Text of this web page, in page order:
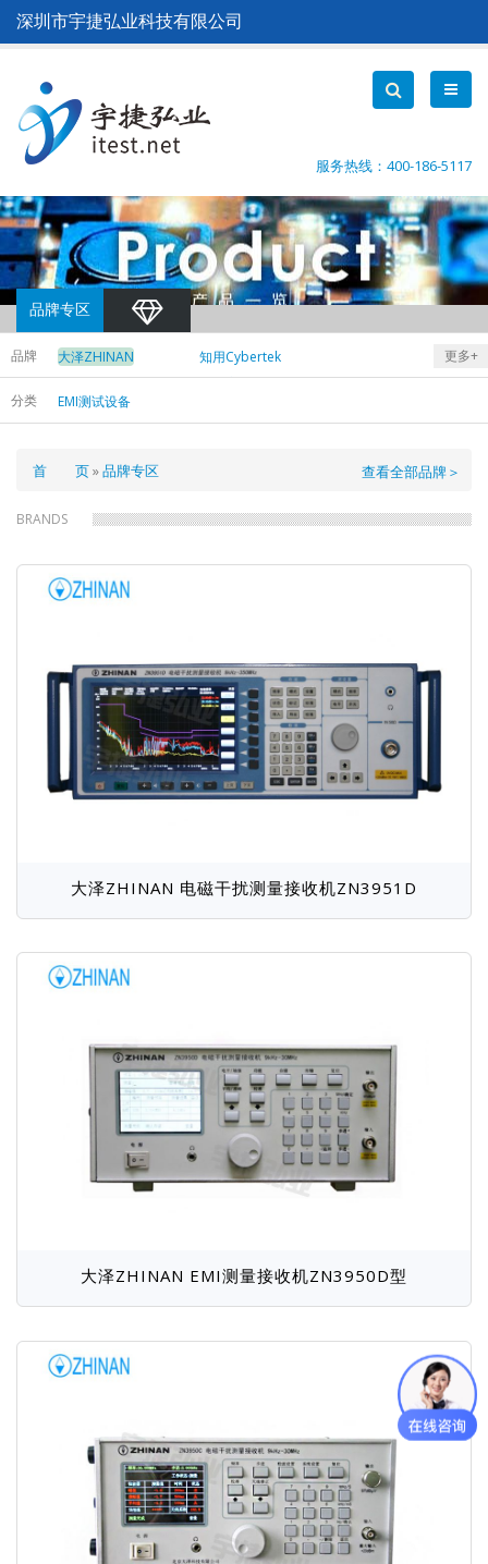
深圳市宇捷弘业科技有限公司
服务热线：400-186-5117
品牌专区
品牌 大泽ZHINAN
知用Cybertek
费思Faith
爱科赛博Action
德维创
中茂Chroma
是德Keysight
力科LeCroy
同星TOSUN
同惠Tonghui
宇泰YTQS
德图testo
海康HIKMICRO
英国PEM
牛顿N4L
莱姆LEM
菊水KIKUSUI
科威尔Kewell
航宇吉力
华仪eec
SCi
致远ZLG
普源Rigol
恩智NGI
图技GRAPHTEC
飞础科FOTRIC
罗德与施瓦茨R＆S
Venable
科环KHC
航裕Hpower
麦科信Micsig
银河电气
伏达Volnic
元析METASH
更多+
分类 EMI测试设备
查看全部品牌＞
面
包
屑
首 页 品牌专区
BRANDS
大泽ZHINAN 电磁干扰测量接收机ZN3951D
大泽ZHINAN EMI测量接收机ZN3950D型